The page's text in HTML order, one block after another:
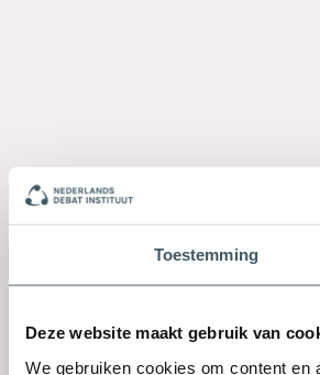
Toestemming
Deze website maakt gebruik van
We gebruiken cookies om content